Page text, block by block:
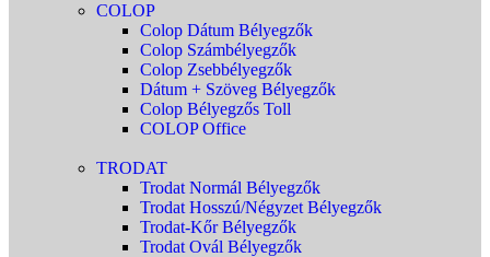
COLOP
Colop Dátum Bélyegzők
Colop Számbélyegzők
Colop Zsebbélyegzők
Dátum + Szöveg Bélyegzők
Colop Bélyegzős Toll
COLOP Office
TRODAT
Trodat Normál Bélyegzők
Trodat Hosszú/Négyzet Bélyegzők
Trodat-Kőr Bélyegzők
Trodat Ovál Bélyegzők